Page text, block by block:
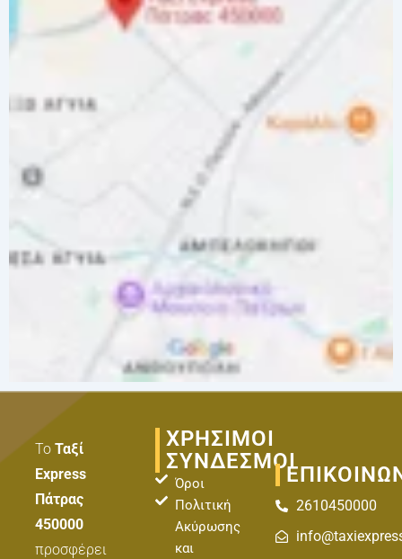
Το Ταξί
Express
Πάτρας
450000
προσφέρει
ΧΡΗΣΙΜΟΙ
ΣΥΝΔΕΣΜΟΙ
Όροι
Πολιτική
Ακύρωσης
και
2610450000